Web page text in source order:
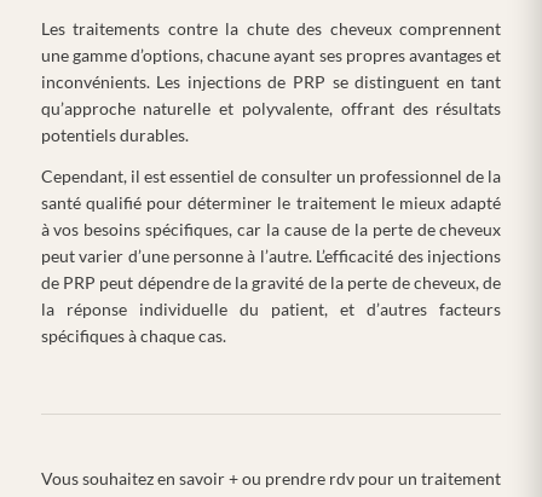
Les traitements contre la chute des cheveux comprennent
une gamme d’options, chacune ayant ses propres avantages et
inconvénients. Les injections de PRP se distinguent en tant
qu’approche naturelle et polyvalente, offrant des résultats
potentiels durables.
Cependant, il est essentiel de consulter un professionnel de la
santé qualifié pour déterminer le traitement le mieux adapté
à vos besoins spécifiques, car la cause de la perte de cheveux
peut varier d’une personne à l’autre. L’efficacité des injections
de PRP peut dépendre de la gravité de la perte de cheveux, de
la réponse individuelle du patient, et d’autres facteurs
spécifiques à chaque cas.
Vous souhaitez en savoir + ou prendre rdv pour un traitement